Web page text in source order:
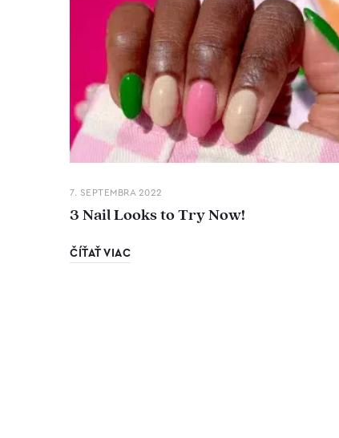
7. SEPTEMBRA 2022
3 Nail Looks to Try Now!
ČÍŤAŤ VIAC